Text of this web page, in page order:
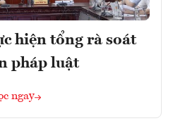
hiện tổng rà soát
pháp luật
ngay